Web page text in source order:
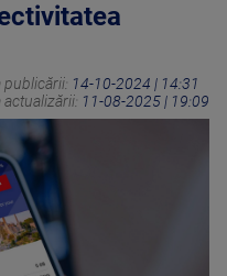
publicării: 14-10-2024 | 14:31
actualizării: 11-08-2025 | 19:09